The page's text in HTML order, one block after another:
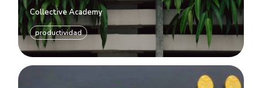
Collective Academy
productividad